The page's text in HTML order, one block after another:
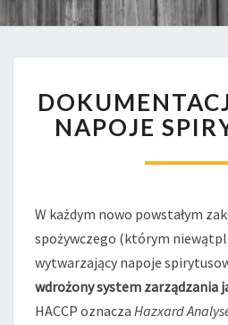
–
NAPOJE
W każdym nowo powstałym
spożywczego (którym
wytwarzający napoje
wdrożony system zarządzania
HACCP oznacza Hazxard